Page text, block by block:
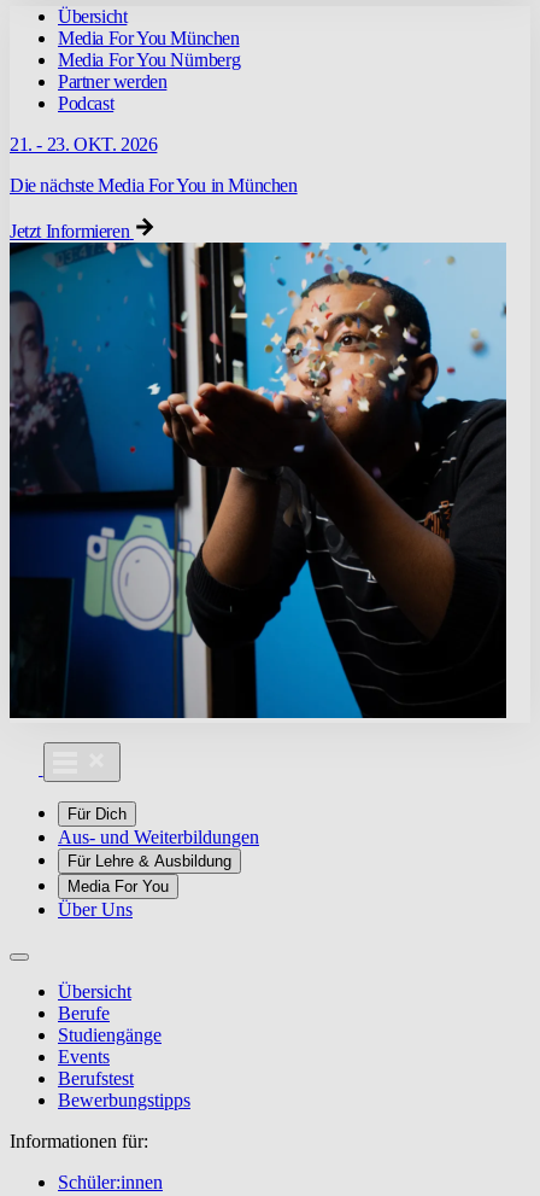
Übersicht
Media For You München
Media For You Nürnberg
Partner werden
Podcast
21. - 23. OKT. 2026
Die nächste Media For You in München
Jetzt Informieren
Für Dich
Aus- und Weiterbildungen
Für Lehre & Ausbildung
Media For You
Über Uns
Übersicht
Berufe
Studiengänge
Events
Berufstest
Bewerbungstipps
Informationen für:
Schüler:innen